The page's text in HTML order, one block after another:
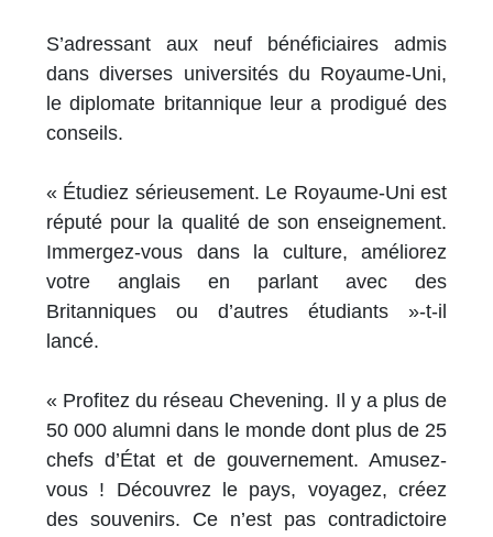
S’adressant aux neuf bénéficiaires admis
dans diverses universités du Royaume-Uni,
le diplomate britannique leur a prodigué des
conseils.
« Étudiez sérieusement. Le Royaume-Uni est
réputé pour la qualité de son enseignement.
Immergez-vous dans la culture, améliorez
votre anglais en parlant avec des
Britanniques ou d’autres étudiants »-t-il
lancé.
« Profitez du réseau Chevening. Il y a plus de
50 000 alumni dans le monde dont plus de 25
chefs d’État et de gouvernement. Amusez-
vous ! Découvrez le pays, voyagez, créez
des souvenirs. Ce n’est pas contradictoire